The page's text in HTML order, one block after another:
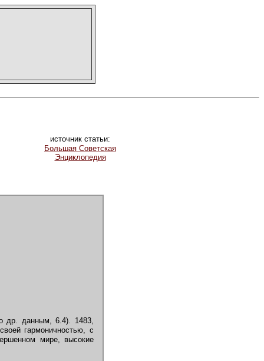
источник статьи:
Большая Советская
Энциклопедия
др. данным, 6.4). 1483,
гармоничностью, с
мире, высокие